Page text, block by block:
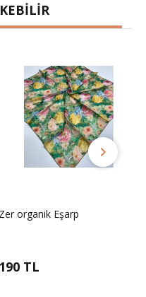
Zer organik Eşarp
190 TL